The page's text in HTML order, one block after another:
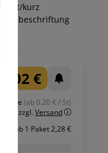
breit/kurz
2,02 €
(ab 0.20 € / St)
zzgl. Versand
ab 1 Paket 2,28 €